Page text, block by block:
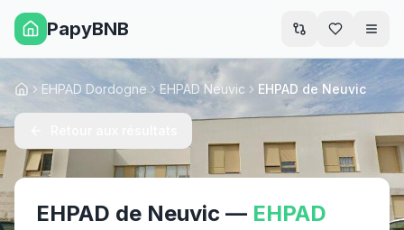
PapyBNB
AccueilEHPAD Dordogne EHPAD Neuvic EHPAD de Neuvic
EHPAD de Neuvic — EHPAD